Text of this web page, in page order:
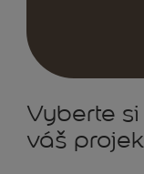
Vyberte
váš